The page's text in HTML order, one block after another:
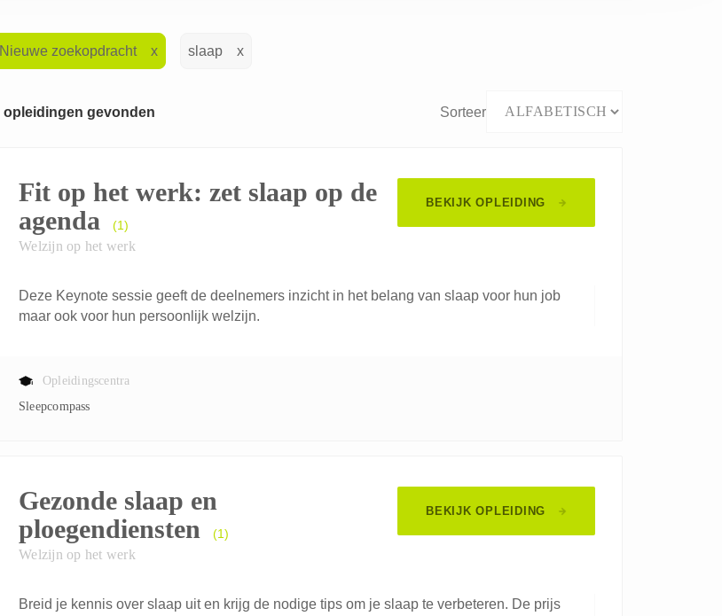
Nieuwe zoekopdracht slaap
opleidingen gevonden Sorteer
BEKIJK OPLEIDING
Fit op het werk: zet slaap op de
agenda
(1)
Welzijn op het werk
Deze Keynote sessie geeft de deelnemers inzicht in het belang van slaap voor hun job
maar ook voor hun persoonlijk welzijn.
Opleidingscentra
Sleepcompass
BEKIJK OPLEIDING
Gezonde slaap en
ploegendiensten
(1)
Welzijn op het werk
Breid je kennis over slaap uit en krijg de nodige tips om je slaap te verbeteren. De prijs